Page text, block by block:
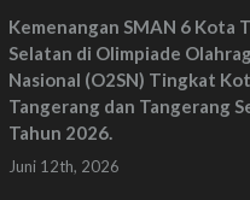
Kemenangan SMAN 6 Kota
Selatan di Olimpiade
Nasional (O2SN) Tingkat
Tangerang dan Tangerang
Tahun 2026.
Juni 12th, 2026